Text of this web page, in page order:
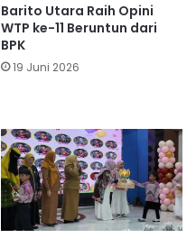
Barito Utara Raih Opini
WTP ke-11 Beruntun dari
BPK
19 Juni 2026